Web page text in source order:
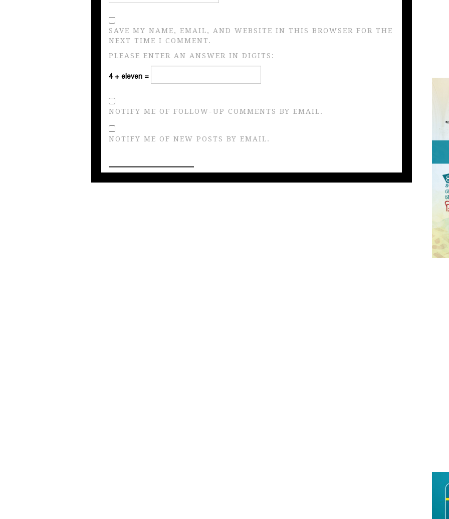
SAVE MY NAME, EMAIL, AND WEBSITE IN THIS BROWSER FOR THE
NEXT TIME I COMMENT.
PLEASE ENTER AN ANSWER IN DIGITS:
4 + eleven =
NOTIFY ME OF FOLLOW-UP COMMENTS BY EMAIL.
NOTIFY ME OF NEW POSTS BY EMAIL.